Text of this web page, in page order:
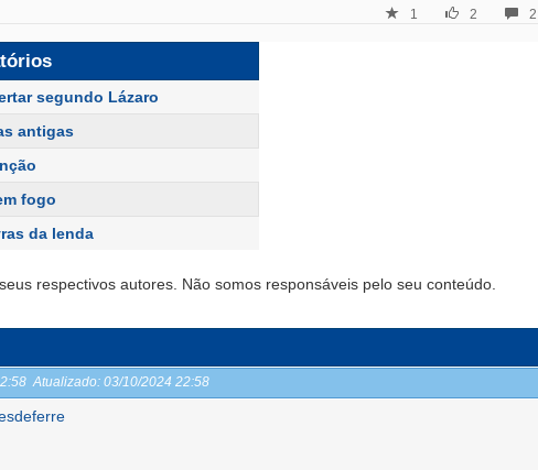
2
2
1
segundo Lázaro
antigas
fogo
da lenda
respectivos autores. Não somos responsáveis pelo seu conteúdo.
Atualizado: 03/10/2024 22:58